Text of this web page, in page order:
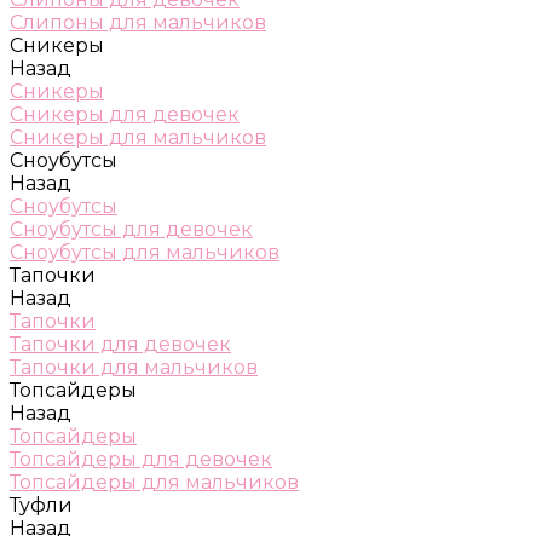
Слипоны для мальчиков
Сникеры
Назад
Сникеры
Сникеры для девочек
Сникеры для мальчиков
Сноубутсы
Назад
Сноубутсы
Сноубутсы для девочек
Сноубутсы для мальчиков
Тапочки
Назад
Тапочки
Тапочки для девочек
Тапочки для мальчиков
Топсайдеры
Назад
Топсайдеры
Топсайдеры для девочек
Топсайдеры для мальчиков
Туфли
Назад